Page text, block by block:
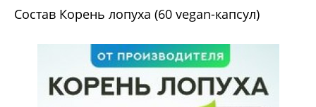
Состав Корень лопуха (60 vegan-капсул)